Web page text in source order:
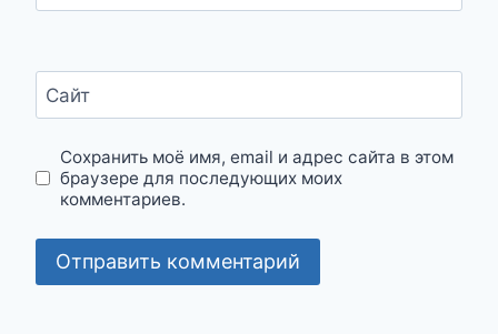
Сайт
Сохранить моё имя, email и адрес сайта в этом
браузере для последующих моих
комментариев.